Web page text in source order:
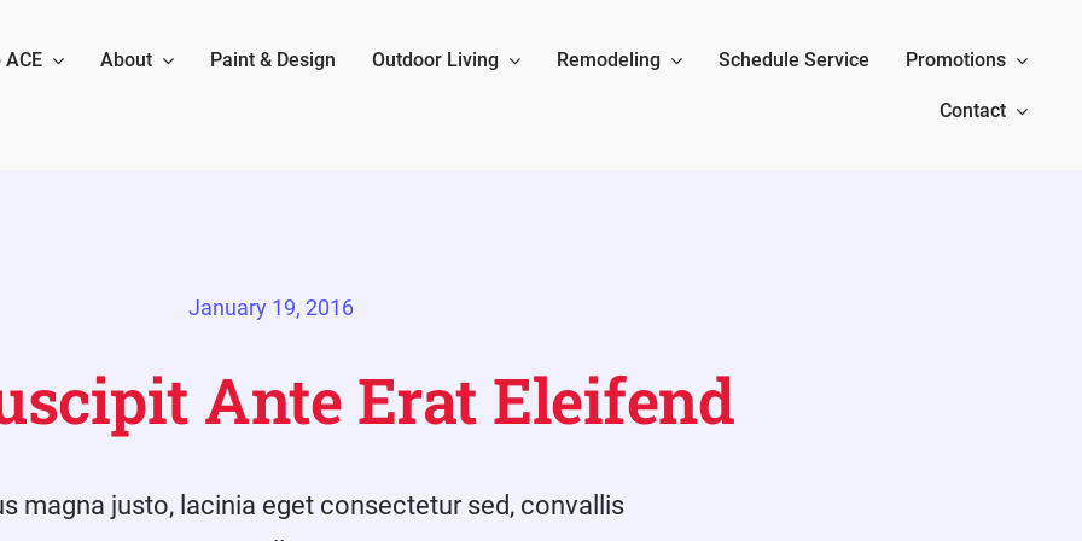
ACE About Paint & Design Outdoor Living Remodeling Schedule Service Promotions
Contact
January 19, 2016
Ante Erat Eleifend
magna justo, lacinia eget consectetur sed, convallis